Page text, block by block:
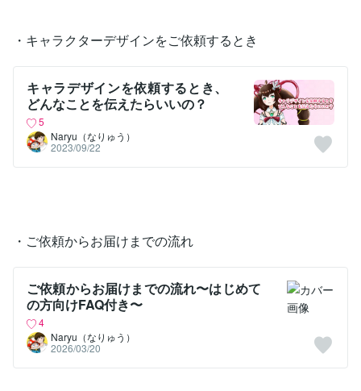
・キャラクターデザインをご依頼するとき
キャラデザインを依頼するとき、
どんなことを伝えたらいいの？
5
Naryu（なりゅう）
2023/09/22
・ご依頼からお届けまでの流れ
ご依頼からお届けまでの流れ〜はじめて
の方向けFAQ付き〜
4
Naryu（なりゅう）
2026/03/20